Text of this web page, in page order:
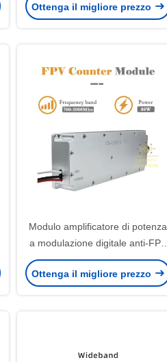
sistema anti-drone anti fpv 250-
Ottenga il migliore prezzo
Modulo amplificatore di potenza
a modulazione digitale anti-FPV
da 80 W
Ottenga il migliore prezzo